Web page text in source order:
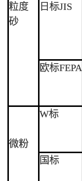
粒度
砂
日标JIS
欧标FEPA
微粉
W标
国标